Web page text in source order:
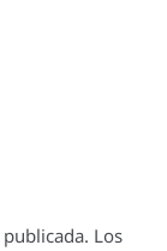
Los